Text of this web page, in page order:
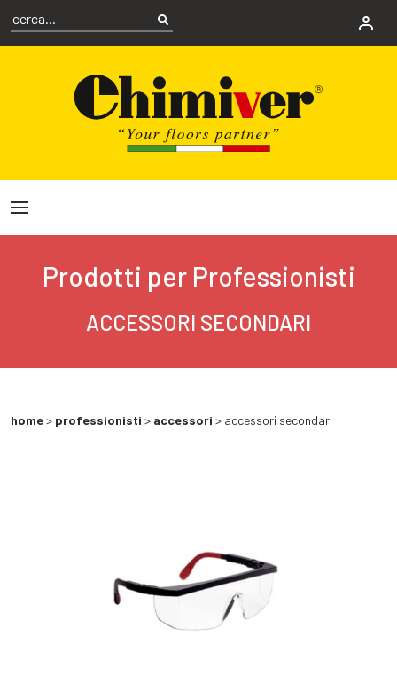
Prodotti per Professionisti
ACCESSORI SECONDARI
home> professionisti > accessori > accessori secondari